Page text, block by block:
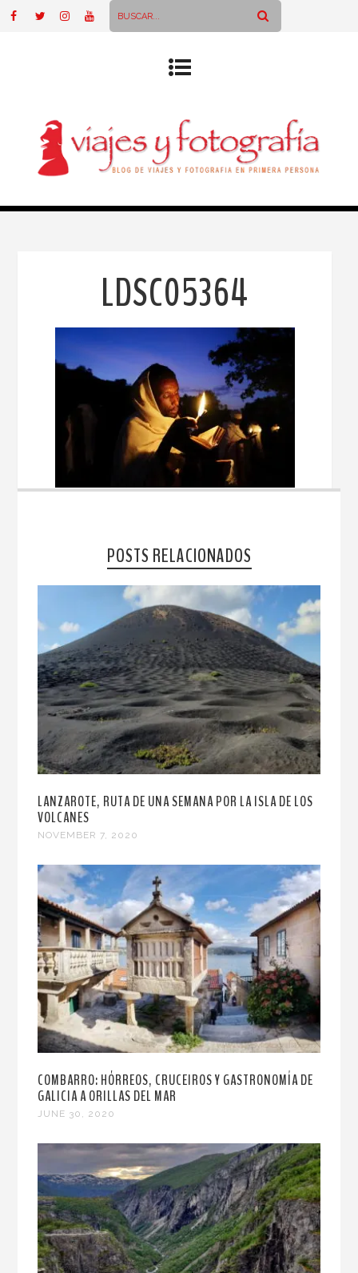
LDSC05364
POSTS RELACIONADOS
LANZAROTE, RUTA DE UNA SEMANA POR LA ISLA DE LOS
VOLCANES
NOVEMBER 7, 2020
COMBARRO: HÓRREOS, CRUCEIROS Y GASTRONOMÍA DE
GALICIA A ORILLAS DEL MAR
JUNE 30, 2020